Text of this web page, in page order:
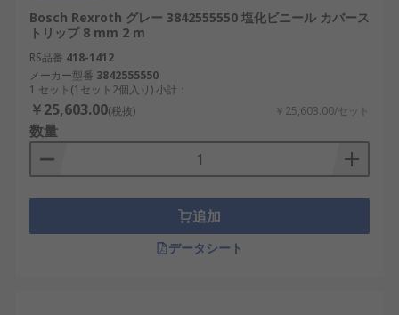
Bosch Rexroth グレー 3842555550 塩化ビニール カバース
トリップ 8 mm 2 m
RS品番 418-1412
メーカー型番 3842555550
1 セット(1セット2個入り) 小計：
￥25,603.00(税抜) ￥25,603.00/セット
数量
追加
データシート